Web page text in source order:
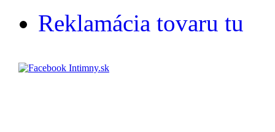
Reklamácia tovaru tu